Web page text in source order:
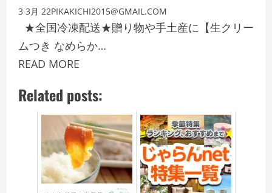
3 3月 22PIKAKICHI2015@GMAIL.COM
★全国冷凍配送★贈り物や手土産に【生クリー
ムつき なめらか…
READ MORE
Related posts: